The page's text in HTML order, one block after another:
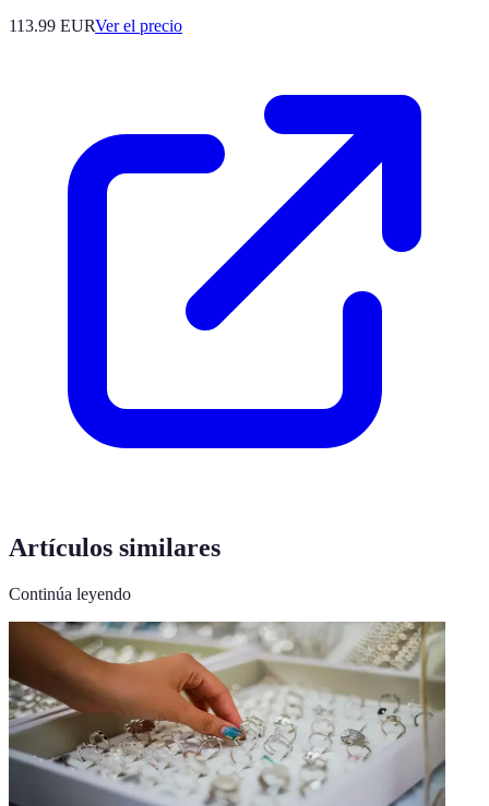
113.99 EURVer el precio
Artículos similares
Continúa leyendo